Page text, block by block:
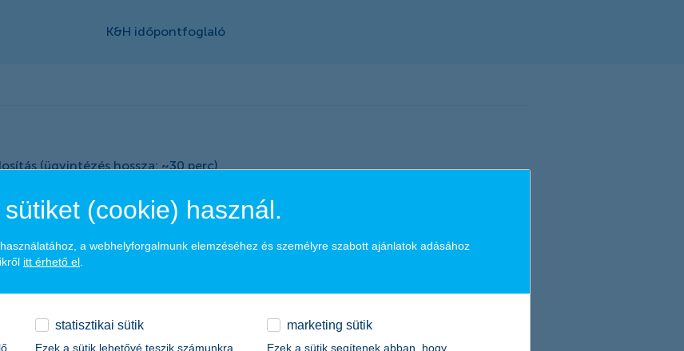
(ügyintézés hossza: ~30 perc)
(cookie) használ.
a webhelyforgalmunk elemzéséhez és személyre szabott ajánlatok adásához
itt érhető el
statisztikai sütik
Ezek a sütik lehetővé teszik számunkra,
marketing sütik
Ezek a sütik segítenek abban, hogy